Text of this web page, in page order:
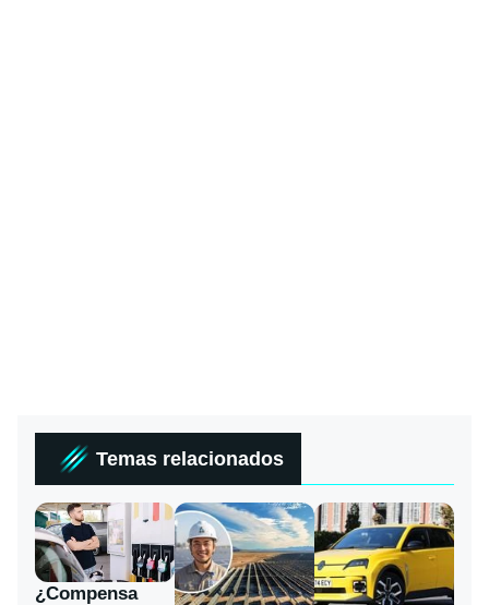
Temas relacionados
¿Compensa